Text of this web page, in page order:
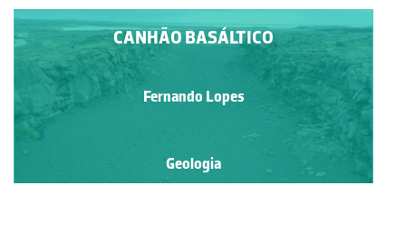
CANHÃO BASÁLTICO
Fernando Lopes
Geologia